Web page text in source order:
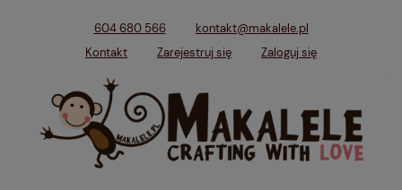
604 680 566
kontakt@makalele.pl
Kontakt
Zarejestruj się Zaloguj się